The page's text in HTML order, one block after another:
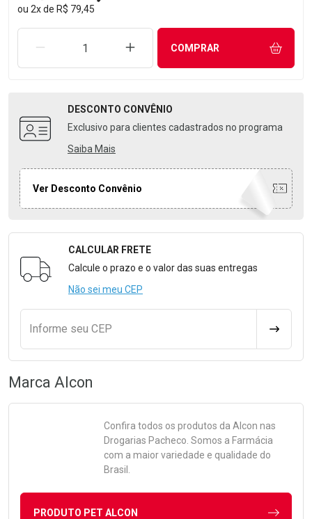
ou 2xde R$ 79,45
REMOVER UMA UNIDADEAUMENTAR UMA UNIDADE
COMPRAR
DESCONTO CONVÊNIO
Exclusivo para clientes cadastrados no programa
Saiba Mais
Ver Desconto Convênio
Formulário para Calcular o Frete
CALCULAR FRETE
Calcule o prazo e o valor das suas entregas
Não sei meu CEP
Informe seu CEP
Marca Alcon
Confira todos os produtos da Alcon nas
Drogarias Pacheco. Somos a Farmácia
com a maior variedade e qualidade do
Brasil.
PRODUTO PET ALCON